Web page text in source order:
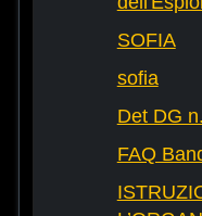
SOFIA
sofia
Det DG
FAQ